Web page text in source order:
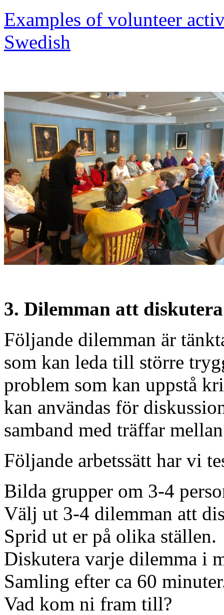
Examples of volunteer
Swedish
3. Dilemman att
Följande dilemman är
som kan leda till större
problem som kan uppstå
kan användas för
samband med träffar
Följande arbetssätt har vi
Bilda grupper om 3-4
Välj ut 3-4 dilemman att
Sprid ut er på olika ställen.
Diskutera varje dilemma i
Samling efter ca 60
Vad kom ni fram till?